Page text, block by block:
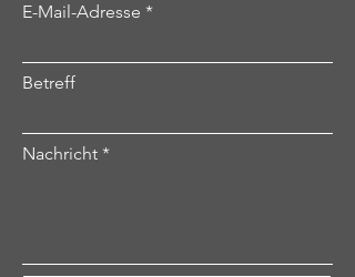
E-Mail-Adresse
Betreff
Nachricht